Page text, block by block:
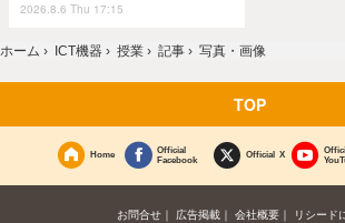
2026.8.6 Thu 17:15
ホーム › ICT機器 › 授業 › 記事 › 写真・画像
TOP
Home
Official
Facebook
Official X
お問合せ 広告掲載 会社概要 リシード